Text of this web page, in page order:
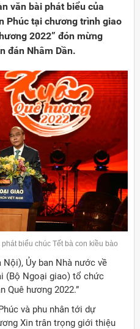
văn bài phát biểu của
Phúc tại chương trình giao
2022” đón mừng
đán Nhâm Dần.
biểu chúc Tết bà con kiều bào
Ủy ban Nhà nước về
(Bộ Ngoại giao) tổ chức
Quê hương 2022.”
và phu nhân tới dự
Xin trân trọng giới thiệu